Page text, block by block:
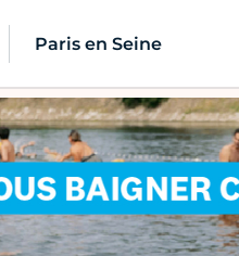
Paris en Seine